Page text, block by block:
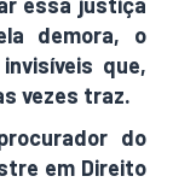
demora, o
que,
vezes traz.
do
em Direito